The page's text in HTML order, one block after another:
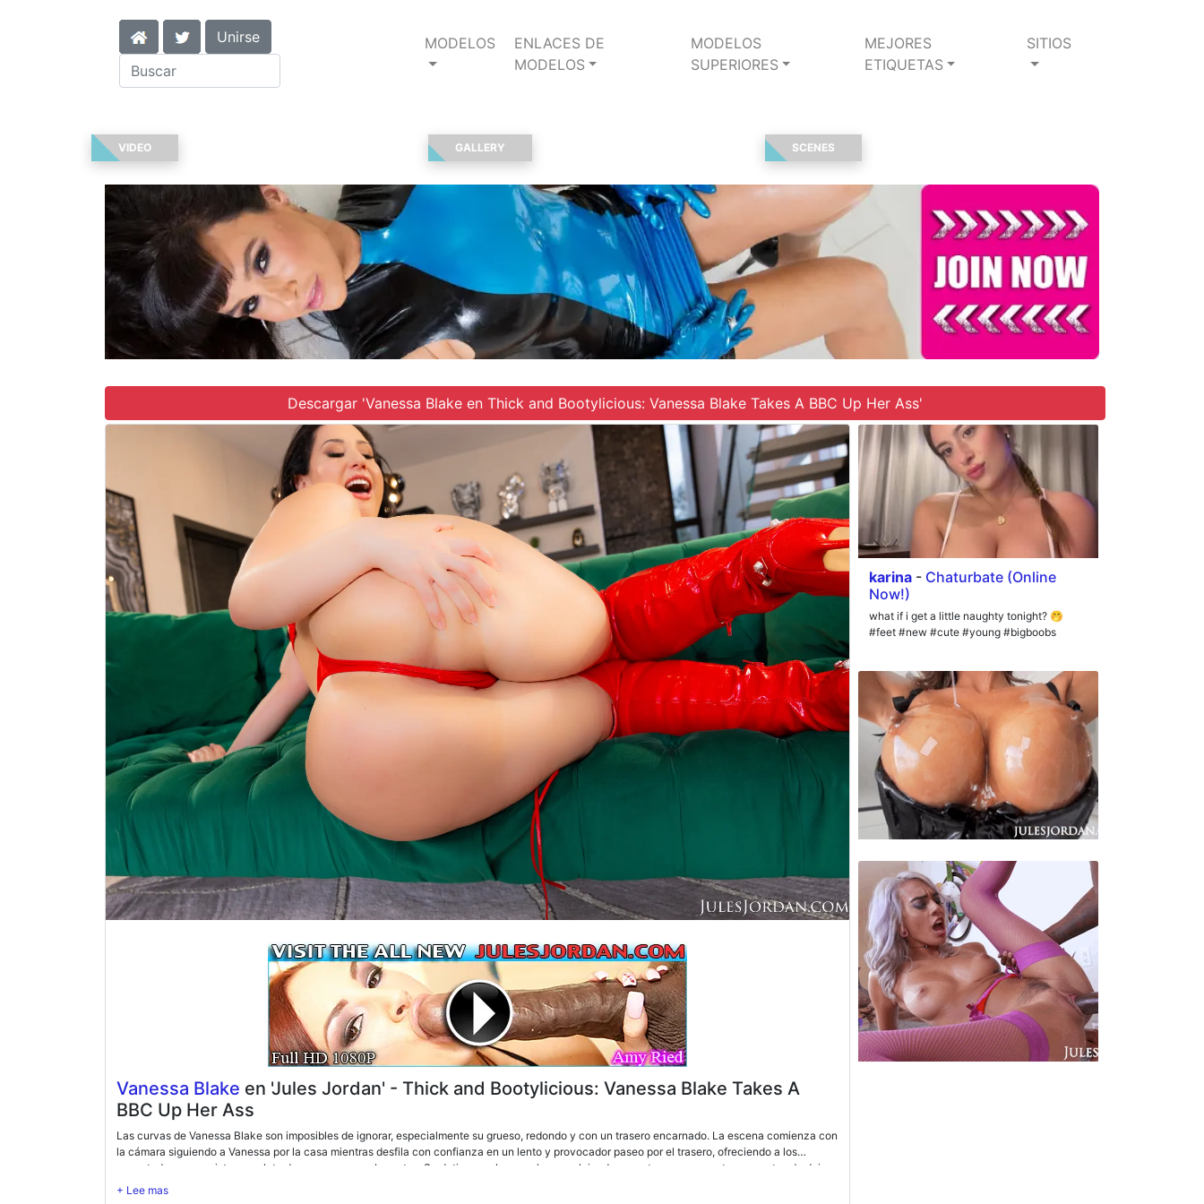
Unirse MODELOS
ENLACES DE
MODELOS
MODELOS
SUPERIORES
MEJORES
ETIQUETAS
SITIOS
VIDEO GALLERY SCENES
Descargar 'Vanessa Blake en Thick and Bootylicious: Vanessa Blake Takes A BBC Up Her Ass'
Vanessa Blake en 'Jules Jordan' - Thick and Bootylicious: Vanessa Blake Takes A
BBC Up Her Ass
Las curvas de Vanessa Blake son imposibles de ignorar, especialmente su grueso, redondo y con un trasero encarnado. La escena comienza con
la cámara siguiendo a Vanessa por la casa mientras desfila con confianza en un lento y provocador paseo por el trasero, ofreciendo a los
espectadores una vista completa de sus curvas exuberantes. Se detiene en las escaleras, volviendo a mostrar su enorme trasero antes de dejar
que sus manos recorran su cuerpo. Sintiendo cómo el calor aumentaba, Vanessa empieza a darse placer, mostrando su insaciable apetito por la
karina - Chaturbate (Online
Now!)
what if i get a little naughty tonight? 🤭
#feet #new #cute #young #bigboobs